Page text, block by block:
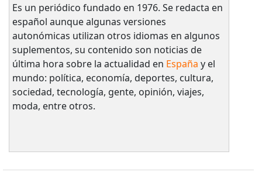
Es un periódico fundado en 1976. Se redacta en
español aunque algunas versiones
autonómicas utilizan otros idiomas en algunos
suplementos, su contenido son noticias de
última hora sobre la actualidad en España y el
mundo: política, economía, deportes, cultura,
sociedad, tecnología, gente, opinión, viajes,
moda, entre otros.